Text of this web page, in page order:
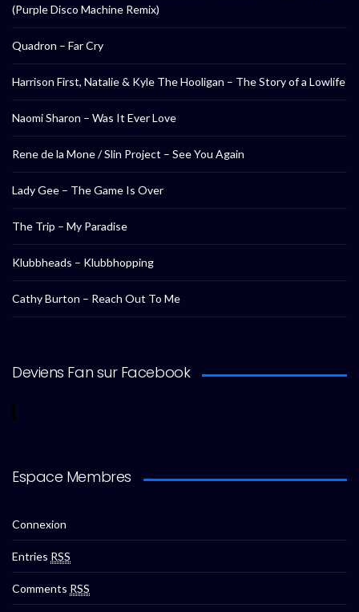
(Purple Disco Machine Remix)
Quadron – Far Cry
Harrison First, Natalie & Kyle The Hooligan – The Story of a Lowlife
Naomi Sharon – Was It Ever Love
Rene de la Mone / Slin Project – See You Again
Lady Gee – The Game Is Over
The Trip – My Paradise
Klubbheads – Klubbhopping
Cathy Burton – Reach Out To Me
Deviens Fan sur Facebook
Espace Membres
Connexion
Entries RSS
Comments RSS